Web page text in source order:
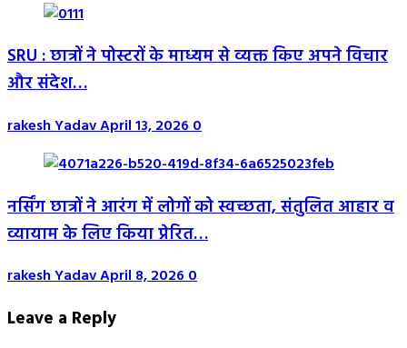
SRU : छात्रों ने पोस्टरों के माध्यम से व्यक्त किए अपने विचार
और संदेश…
rakesh YadavApril 13, 20260
नर्सिंग छात्रों ने आरंग में लोगों को स्वच्छता, संतुलित आहार व
व्यायाम के लिए किया प्रेरित…
rakesh YadavApril 8, 20260
Leave a Reply